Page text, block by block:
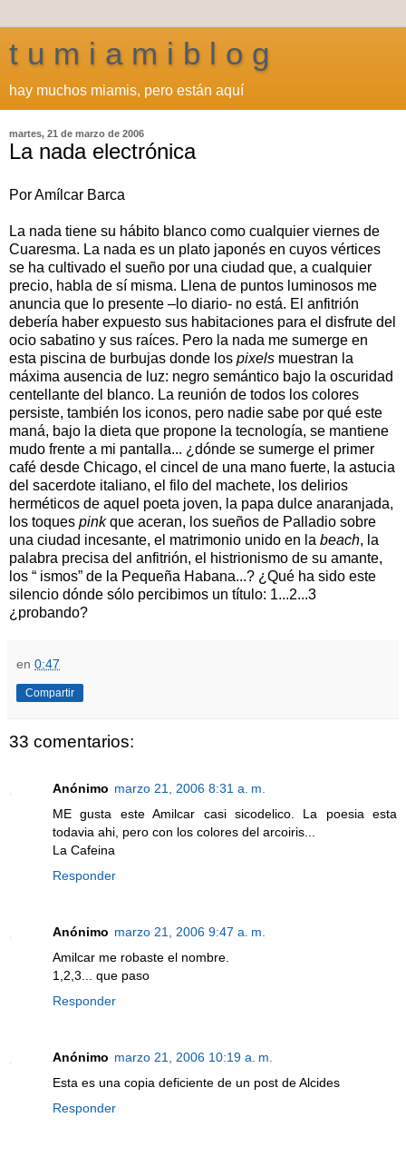
t u m i a m i b l o g
hay muchos miamis, pero están aquí
martes, 21 de marzo de 2006
La nada electrónica
Por Amílcar Barca
La nada tiene su hábito blanco como cualquier viernes de
Cuaresma. La nada es un plato japonés en cuyos vértices
se ha cultivado el sueño por una ciudad que, a cualquier
precio, habla de sí misma. Llena de puntos luminosos me
anuncia que lo presente –lo diario- no está. El anfitrión
debería haber expuesto sus habitaciones para el disfrute del
ocio sabatino y sus raíces. Pero la nada me sumerge en
esta piscina de burbujas donde los pixels muestran la
máxima ausencia de luz: negro semántico bajo la oscuridad
centellante del blanco. La reunión de todos los colores
persiste, también los iconos, pero nadie sabe por qué este
maná, bajo la dieta que propone la tecnología, se mantiene
mudo frente a mi pantalla... ¿dónde se sumerge el primer
café desde Chicago, el cincel de una mano fuerte, la astucia
del sacerdote italiano, el filo del machete, los delirios
herméticos de aquel poeta joven, la papa dulce anaranjada,
los toques pinkque aceran, los sueños de Palladio sobre
una ciudad incesante, el matrimonio unido en la beach, la
palabra precisa del anfitrión, el histrionismo de su amante,
los “ ismos” de la Pequeña Habana...? ¿Qué ha sido este
silencio dónde sólo percibimos un título: 1...2...3
¿probando?
en 0:47
Compartir
33 comentarios:
Anónimo marzo 21, 2006 8:31 a. m.
ME gusta este Amilcar casi sicodelico. La poesia esta
todavia ahi, pero con los colores del arcoiris...
La Cafeina
Responder
Anónimo marzo 21, 2006 9:47 a. m.
Amilcar me robaste el nombre.
1,2,3... que paso
Responder
Anónimo marzo 21, 2006 10:19 a. m.
Esta es una copia deficiente de un post de Alcides
Responder